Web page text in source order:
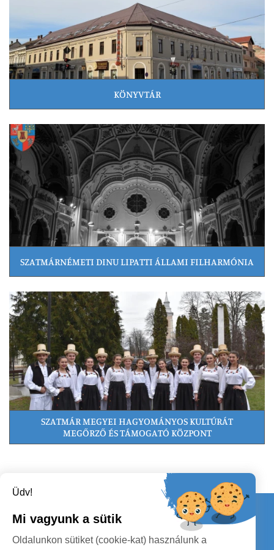
KÖNYVTÁR
SZATMÁRNÉMETI DINU LIPATTI ÁLLAMI FILHARMÓNIA
SZATMÁR MEGYEI HAGYOMÁNYOS KULTÚRÁT
MEGŐRZŐ ÉS TÁMOGATÓ KÖZPONT
Kapcsolat
KÖVESSENEK
Üdv!
Mi vagyunk a sütik
Oldalunkon sütiket (cookie-kat) használunk a